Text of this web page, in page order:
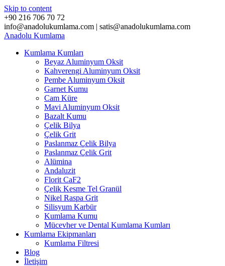
Skip to content
+90 216 706 70 72
info@anadolukumlama.com | satis@anadolukumlama.com
Anadolu Kumlama
Kumlama Kumları
Beyaz Aluminyum Oksit
Kahverengi Aluminyum Oksit
Pembe Aluminyum Oksit
Garnet Kumu
Cam Küre
Mavi Aluminyum Oksit
Bazalt Kumu
Çelik Bilya
Çelik Grit
Paslanmaz Çelik Bilya
Paslanmaz Çelik Grit
Alümina
Andaluzit
Florit CaF2
Çelik Kesme Tel Granül
Nikel Raspa Grit
Silisyum Karbür
Kumlama Kumu
Mücevher ve Dental Kumlama Kumları
Kumlama Ekipmanları
Kumlama Filtresi
Blog
İletişim